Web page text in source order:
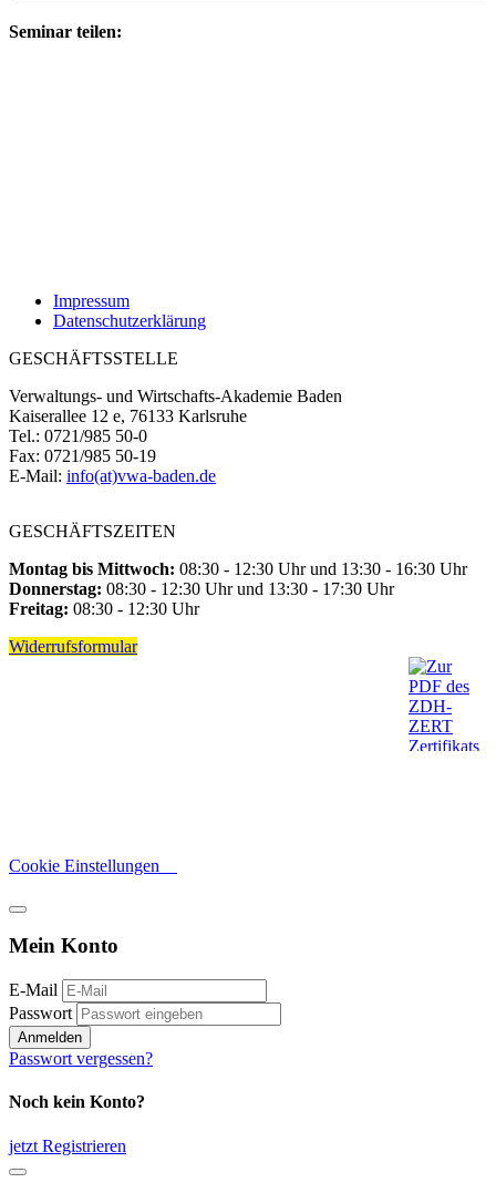
Seminar teilen:
Impressum
Datenschutzerklärung
GESCHÄFTSSTELLE
Verwaltungs- und Wirtschafts-Akademie Baden
Kaiserallee 12 e, 76133 Karlsruhe
Tel.: 0721/985 50-0
Fax: 0721/985 50-19
E-Mail: info(at)vwa-baden.de
GESCHÄFTSZEITEN
Montag bis Mittwoch: 08:30 - 12:30 Uhr und 13:30 - 16:30 Uhr
Donnerstag: 08:30 - 12:30 Uhr und 13:30 - 17:30 Uhr
Freitag: 08:30 - 12:30 Uhr
Widerrufsformular
Cookie Einstellungen
Mein Konto
E-Mail
Passwort
Anmelden
Passwort vergessen?
Noch kein Konto?
jetzt Registrieren